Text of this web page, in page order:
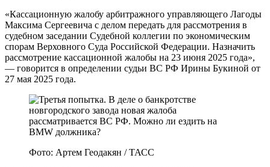
«Кассационную жалобу арбитражного управляющего Лагоды
Максима Сергеевича с делом передать для рассмотрения в
судебном заседании Судебной коллегии по экономическим
спорам Верховного Суда Российской Федерации. Назначить
рассмотрение кассационной жалобы на 23 июня 2025 года»,
— говорится в определении судьи ВС РФ Ирины Букиной от
27 мая 2025 года.
Фото: Артем Геодакян / ТАСС